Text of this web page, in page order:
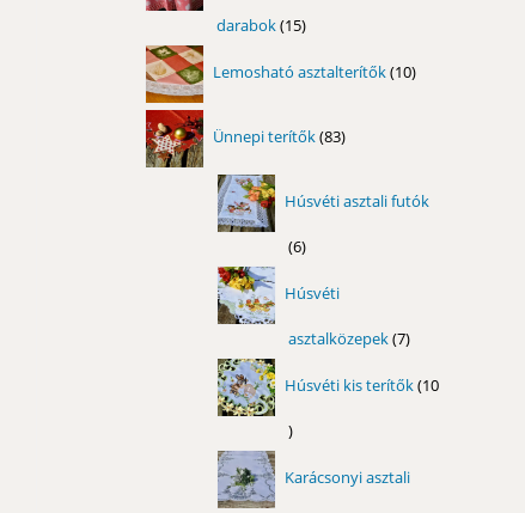
darabok 1515
Lemosható asztalterítők 10
termék
Ünnepi terítők 83
termék
Húsvéti asztali futók
66
Húsvéti
asztalközepek 77
Húsvéti kis terítők 10
10
Karácsonyi asztali